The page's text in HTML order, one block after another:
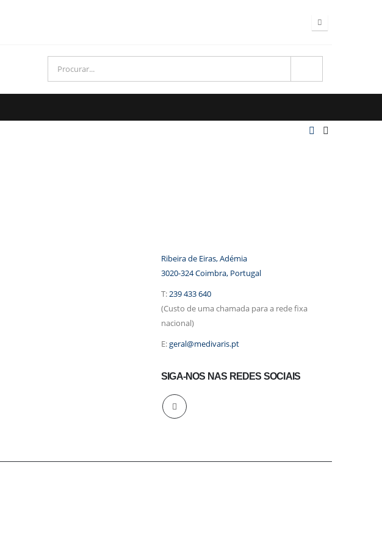
Ribeira de Eiras, Adémia
3020-324 Coimbra, Portugal
T:239 433 640
(Custo de uma chamada para a rede fixa
nacional)
E:geral@medivaris.pt
SIGA-NOS NAS REDES SOCIAIS